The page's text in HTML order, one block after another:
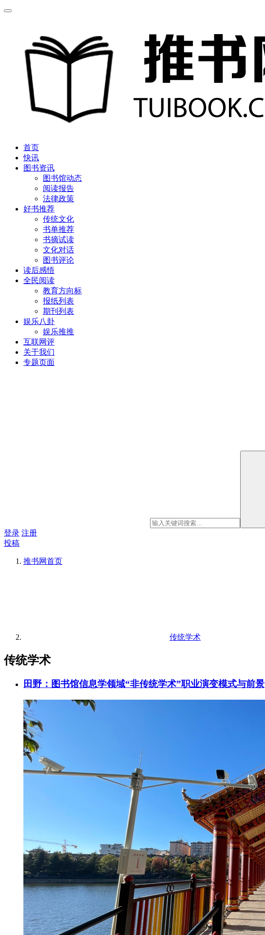
首页
快讯
图书资讯
图书馆动态
阅读报告
法律政策
好书推荐
传统文化
书单推荐
书摘试读
文化对话
图书评论
读后感悟
全民阅读
教育方向标
报纸列表
期刊列表
娱乐八卦
娱乐推推
互联网评
关于我们
专题页面
登录 注册
投稿
推书网首页
传统学术
传统学术
田野：图书馆信息学领域“非传统学术”职业演变模式与前景